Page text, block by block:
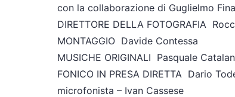
con la collaborazione di Guglielmo
DIRETTORE DELLA FOTOGRAFIA
MONTAGGIO Davide Contessa
MUSICHE ORIGINALI Pasquale
FONICO IN PRESA DIRETTA Dario
microfonista – Ivan Cassese